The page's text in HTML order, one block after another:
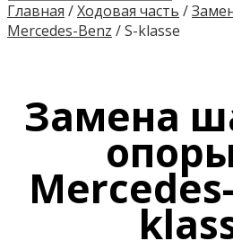
Главная /Ходовая часть /
Mercedes-Benz /S-klasse
Замена